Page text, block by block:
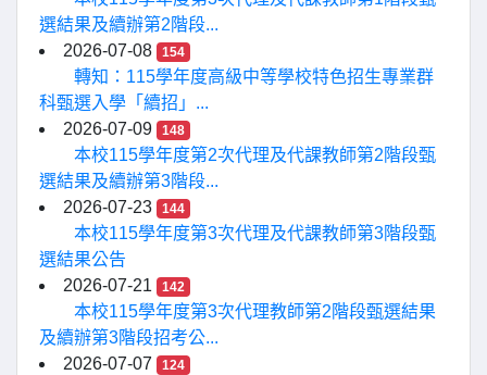
選結果及續辦第2階段...
2026-07-08
154
轉知：115學年度高級中等學校特色招生專業群
科甄選入學「續招」...
2026-07-09
148
本校115學年度第2次代理及代課教師第2階段甄
選結果及續辦第3階段...
2026-07-23
144
本校115學年度第3次代理及代課教師第3階段甄
選結果公告
2026-07-21
142
本校115學年度第3次代理教師第2階段甄選結果
及續辦第3階段招考公...
2026-07-07
124